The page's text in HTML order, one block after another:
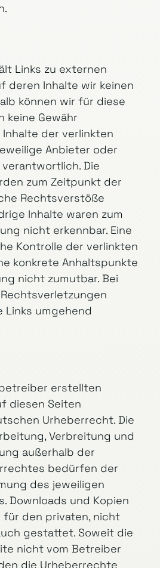
Links zu externen
deren Inhalte wir keinen
können wir für diese
keine Gewähr
der verlinkten
Anbieter oder
Die
zum Zeitpunkt der
Rechtsverstöße
Inhalte waren zum
nicht erkennbar. Eine
Kontrolle der verlinkten
konkrete Anhaltspunkte
nicht zumutbar. Bei
umgehend
erstellten
diesen Seiten
Urheberrecht. Die
Verbreitung und
außerhalb der
bedürfen der
des jeweiligen
Downloads und Kopien
für den privaten, nicht
gestattet. Soweit die
nicht vom Betreiber
die Urheberrechte